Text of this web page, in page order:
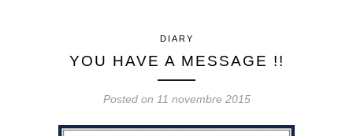
DIARY
YOU HAVE A MESSAGE !!
Posted on 11 novembre 2015